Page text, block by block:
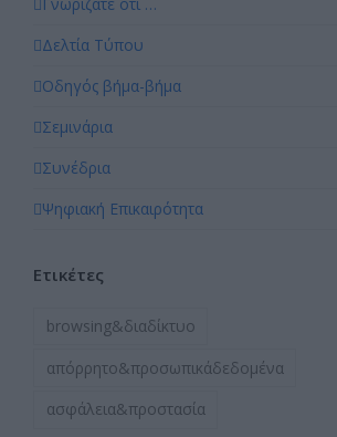
Δελτία Τύπου
Οδηγός βήμα-βήμα
Σεμινάρια
Συνέδρια
Ψηφιακή Επικαιρότητα
Ετικέτες
browsing&διαδίκτυο
απόρρητο&προσωπικάδεδομένα
ασφάλεια&προστασία